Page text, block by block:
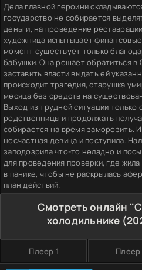
Дела главной героини
государство не собирается
деньги, на проведение
художница испытывает
момент существует только
бабушки. Она решает обратиться
заставить власти выдать ей
происходит трагедия, старушка
месяца без средств на
Выход из трудной ситуации только
родственницы и продолжать
собирается на время заморозить.
несчастная девица и поступила.
заподозрила что-то неладно и
для проведения проверки, где
в панике, чтобы не раскрылась
план действий.
Смотреть онлайн
холодильнике
Плеер 1 Плеер